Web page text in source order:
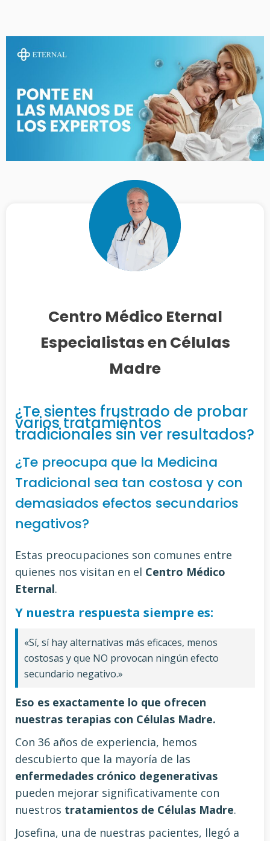
Centro Médico Eternal
Especialistas en Células
Madre
¿Te sientes frustrado de probar
varios tratamientos
tradicionales sin ver resultados?
¿Te preocupa que la Medicina
Tradicional sea tan costosa y con
demasiados efectos secundarios
negativos?
Estas preocupaciones son comunes entre
quienes nos visitan en el Centro Médico
Eternal.
Y nuestra respuesta siempre es:
«Sí, sí hay alternativas más eficaces, menos
costosas y que NO provocan ningún efecto
secundario negativo.»
Eso es exactamente lo que ofrecen
nuestras terapias con Células Madre.
Con 36 años de experiencia, hemos
descubierto que la mayoría de las
enfermedades crónico degenerativas
pueden mejorar significativamente con
nuestros tratamientos de Células Madre.
Josefina, una de nuestras pacientes, llegó a